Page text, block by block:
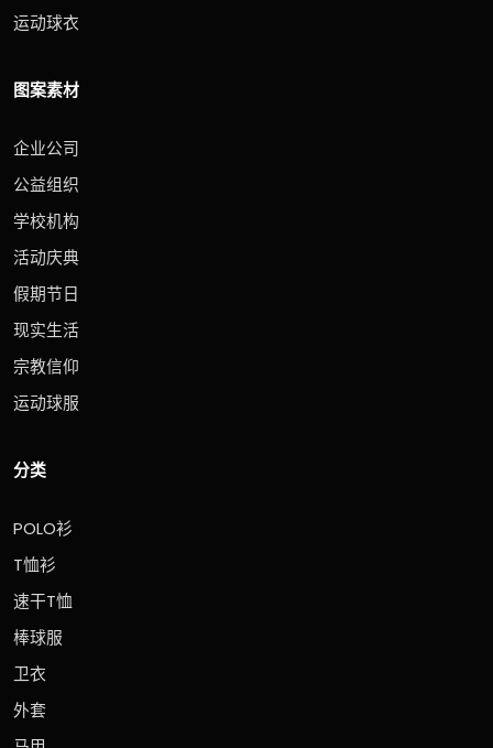
运动球衣
图案素材
企业公司
公益组织
学校机构
活动庆典
假期节日
现实生活
宗教信仰
运动球服
分类
POLO衫
T恤衫
速干T恤
棒球服
卫衣
外套